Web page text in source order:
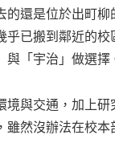
的還是位於出町柳
乎已搬到鄰近的校
與「宇治」做選擇
境與交通，加上研
雖然沒辦法在校